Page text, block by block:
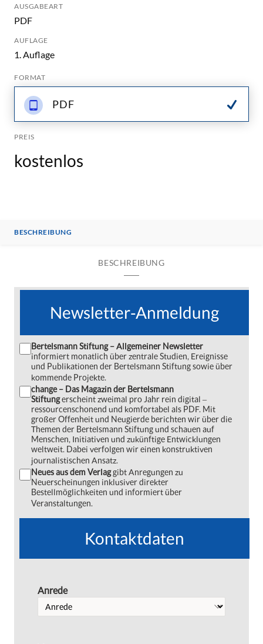
AUSGABEART
PDF
AUFLAGE
1. Auflage
FORMAT
PDF
PREIS
kostenlos
BESCHREIBUNG
BESCHREIBUNG
Newsletter-Anmeldung
Bertelsmann Stiftung – Allgemeiner Newsletter
informiert monatlich über zentrale Studien, Ereignisse
und Publikationen der Bertelsmann Stiftung sowie über
kommende Projekte.
change – Das Magazin der Bertelsmann
Stiftungerscheint zweimal pro Jahr rein digital ‒
ressourcenschonend und komfortabel als PDF. Mit
großer Offenheit und Neugierde berichten wir über die
Themen der Bertelsmann Stiftung und schauen auf
Menschen, Initiativen und zukünftige Entwicklungen
weltweit. Dabei verfolgen wir einen konstruktiven
journalistischen Ansatz.
Neues aus dem Verlaggibt Anregungen zu
Neuerscheinungen inklusiver direkter
Bestellmöglichkeiten und informiert über
Veranstaltungen.
Kontaktdaten
Anrede